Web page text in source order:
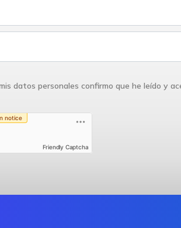
datos personales confirmo que he leído y
Friendly Captcha